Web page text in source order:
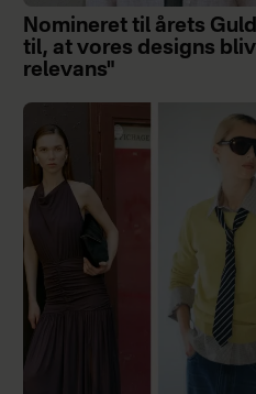
Nomineret til årets
til, at vores designs
relevans"